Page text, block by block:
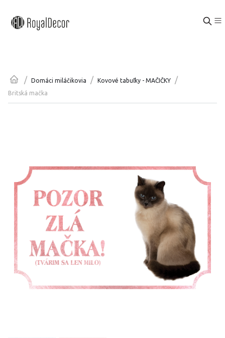
/ Domáci miláčikovia / Kovové tabuľky - MAČIČKY /
Britská mačka